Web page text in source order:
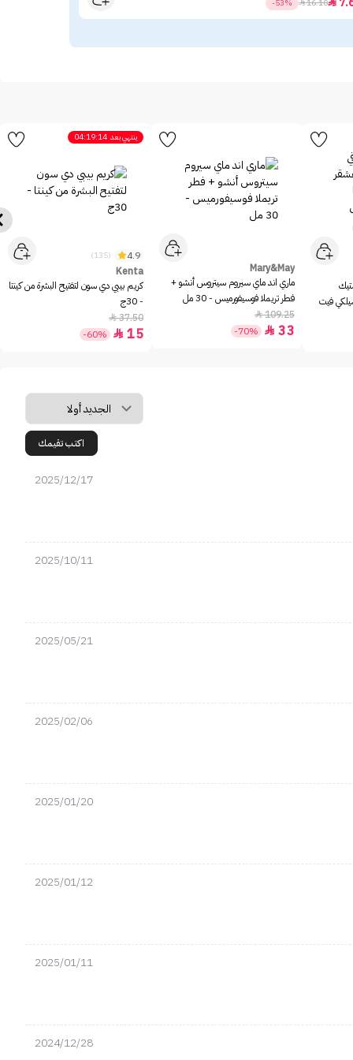
16.10

-53%
فيت
Mary&May
ماري اند ماي سيروم سيتروس أنشو +
فطر تريملا فوسيفورميس - 30 مل
109.25

33

-70%
ينتهي بعد 04:19:14
4.9
(135)
Kenta
كريم بيبي دي سون لتفتيح البشرة من كينتا
- 30ج
37.50

15

-60%
اكتب تقيمك
2025/12/17
2025/10/11
2025/05/21
2025/02/06
2025/01/20
2025/01/12
2025/01/11
2024/12/28